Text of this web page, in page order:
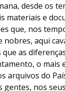
desde os
materiais e
que, nos
nobres, aqui
que as
o mais
arquivos do
gentes, nos